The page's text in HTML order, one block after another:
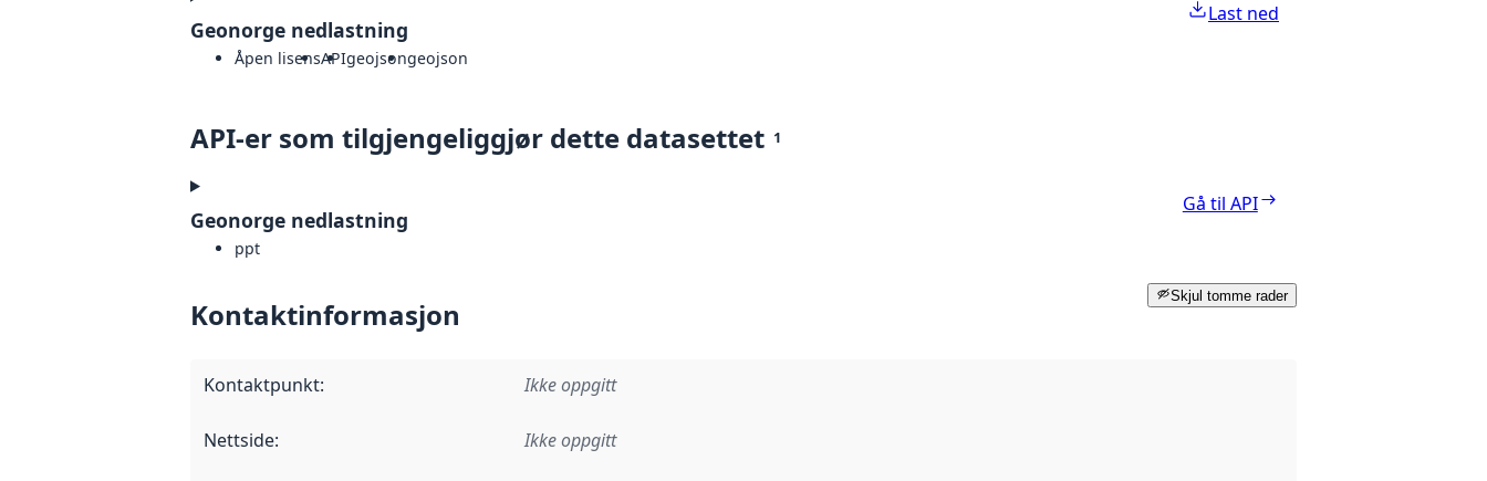
Geonorge nedlastning
Åpen lisensAPIgeojsongeojson
Last ned
API-er som tilgjengeliggjør dette datasettet 1
Geonorge nedlastning
ppt
Gå til API
Skjul tomme rader
Kontaktinformasjon
Kontaktpunkt: Ikke oppgitt
Nettside: Ikke oppgitt